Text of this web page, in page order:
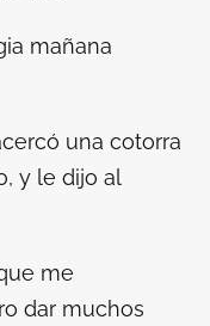
mañana
una cotorra
y le dijo al
me
dar muchos